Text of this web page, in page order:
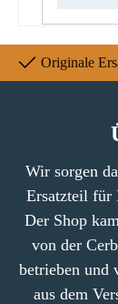
Originale
Wir sorgen
Ersatzteil für
Der Shop
von der
betrieben und
aus dem